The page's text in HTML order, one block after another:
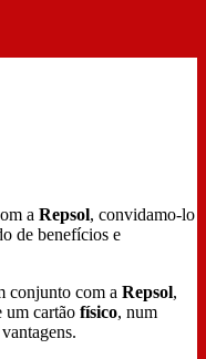
a Repsol, convidamo-lo
de benefícios e
conjunto com a Repsol,
um cartão físico, num